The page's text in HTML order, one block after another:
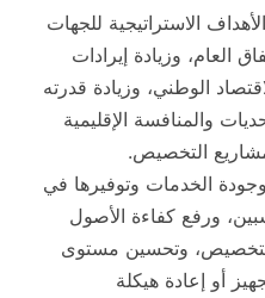
الاستراتيجية للجهات
العام، وزيادة إيرادات
الوطني، وزيادة قدرته
والمنافسة الإقليمية
التخصيص.
الخدمات وتوفيرها في
ورفع كفاءة الأصول
وتحسين مستوى
أو إعادة هيكلة